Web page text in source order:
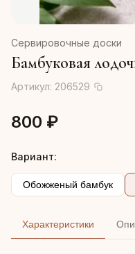
Сервировочные доски
Бамбуковая
Артикул: 206529
800 ₽
Вариант:
Обожженый бамбук
Характеристики